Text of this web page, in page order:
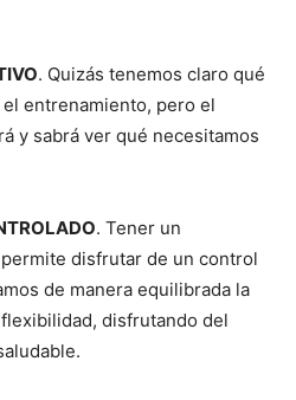
. Quizás tenemos claro qué
entrenamiento, pero el
y sabrá ver qué necesitamos
. Tener un
disfrutar de un control
de manera equilibrada la
disfrutando del